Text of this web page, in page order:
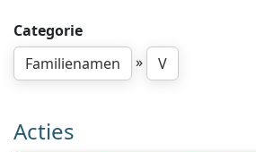
Categorie
Familienamen
» V
Acties